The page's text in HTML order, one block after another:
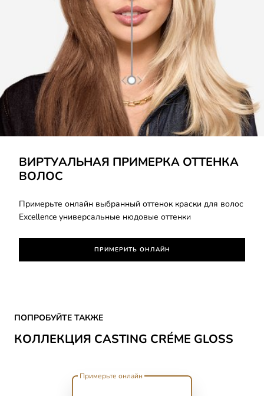
ВИРТУАЛЬНАЯ ПРИМЕРКА ОТТЕНКА
ВОЛОС
Примерьте онлайн выбранный оттенок краски для волос
Excellence универсальные нюдовые оттенки
ПРИМЕРИТЬ ОНЛАЙН
КОЛЛЕКЦИЯ CASTING CRÉME GLOSS
ПОПРОБУЙТЕ ТАКЖЕ
Примерьте онлайн